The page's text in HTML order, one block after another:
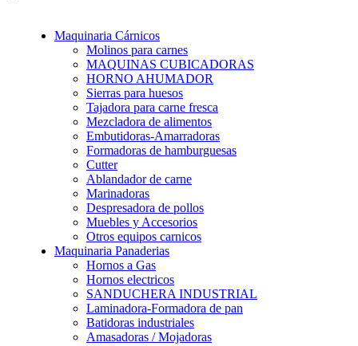
Maquinaria Cárnicos
Molinos para carnes
MAQUINAS CUBICADORAS
HORNO AHUMADOR
Sierras para huesos
Tajadora para carne fresca
Mezcladora de alimentos
Embutidoras-Amarradoras
Formadoras de hamburguesas
Cutter
Ablandador de carne
Marinadoras
Despresadora de pollos
Muebles y Accesorios
Otros equipos carnicos
Maquinaria Panaderias
Hornos a Gas
Hornos electricos
SANDUCHERA INDUSTRIAL
Laminadora-Formadora de pan
Batidoras industriales
Amasadoras / Mojadoras